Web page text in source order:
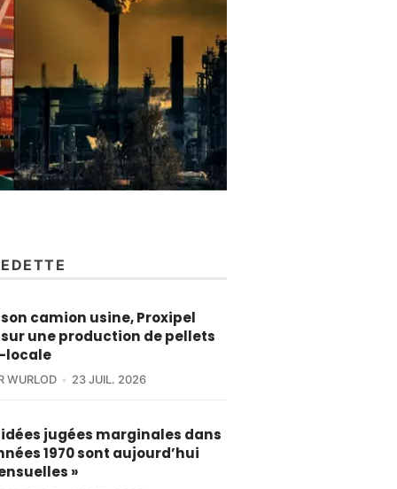
camion usine, Proxipel
une production de pellets
locale
WURLOD 23 JUIL. 2026
idées jugées marginales dans
1970 sont aujourd’hui
»